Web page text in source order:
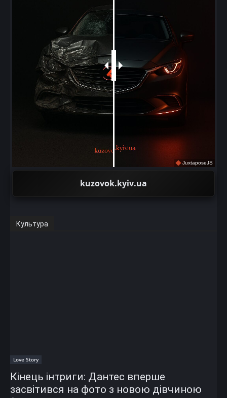
JuxtaposeJS
kuzovok.kyiv.ua
Культура
Love Story
Кінець інтриги: Дантес вперше
засвітився на фото з новою дівчиною